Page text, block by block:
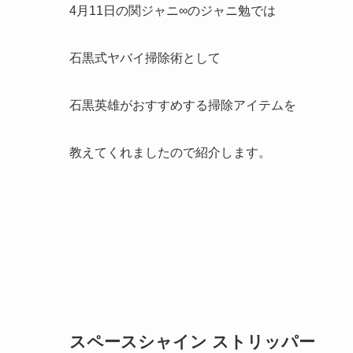
4月11日の関ジャニ∞のジャニ勉では
石黒式ヤバイ掃除術として
石黒英雄がおすすめする掃除アイテムを
教えてくれましたので紹介します。
スペースシャイン ストリッパー